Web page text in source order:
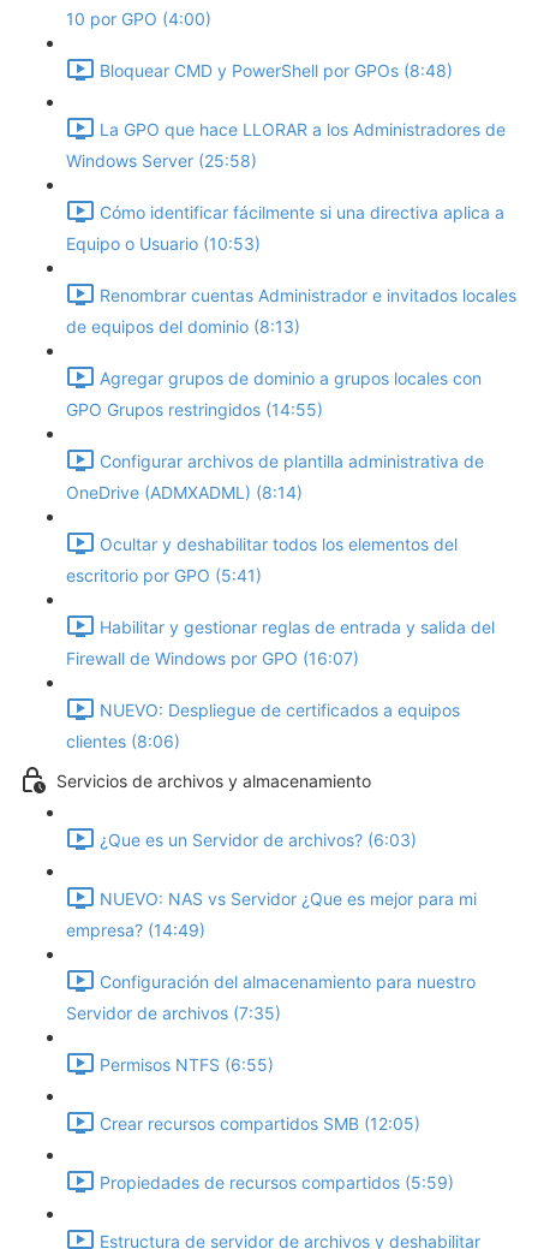
10 por GPO (4:00)
Bloquear CMD y PowerShell por GPOs (8:48)
La GPO que hace LLORAR a los Administradores de
Windows Server (25:58)
Cómo identificar fácilmente si una directiva aplica a
Equipo o Usuario (10:53)
Renombrar cuentas Administrador e invitados locales
de equipos del dominio (8:13)
Agregar grupos de dominio a grupos locales con
GPO Grupos restringidos (14:55)
Configurar archivos de plantilla administrativa de
OneDrive (ADMXADML) (8:14)
Ocultar y deshabilitar todos los elementos del
escritorio por GPO (5:41)
Habilitar y gestionar reglas de entrada y salida del
Firewall de Windows por GPO (16:07)
NUEVO: Despliegue de certificados a equipos
clientes (8:06)
Servicios de archivos y almacenamiento
¿Que es un Servidor de archivos? (6:03)
NUEVO: NAS vs Servidor ¿Que es mejor para mi
empresa? (14:49)
Configuración del almacenamiento para nuestro
Servidor de archivos (7:35)
Permisos NTFS (6:55)
Crear recursos compartidos SMB (12:05)
Propiedades de recursos compartidos (5:59)
Estructura de servidor de archivos y deshabilitar